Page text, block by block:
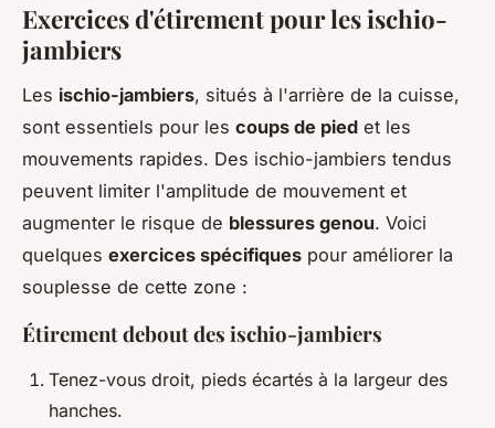
Exercices d'étirement pour les ischio-
jambiers
Les ischio-jambiers, situés à l'arrière de la cuisse,
sont essentiels pour les coups de pied et les
mouvements rapides. Des ischio-jambiers tendus
peuvent limiter l'amplitude de mouvement et
augmenter le risque de blessures genou. Voici
quelques exercices spécifiques pour améliorer la
souplesse de cette zone :
Étirement debout des ischio-jambiers
Tenez-vous droit, pieds écartés à la largeur des
hanches.